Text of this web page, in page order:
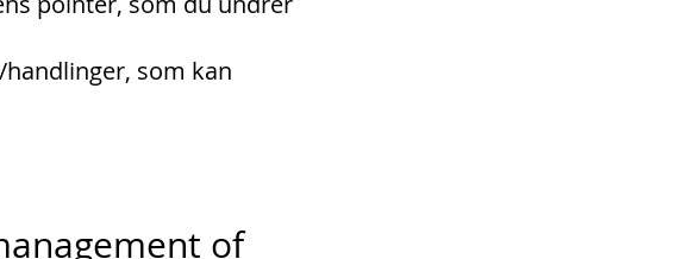
som kan
of